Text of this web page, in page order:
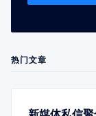
热门文章